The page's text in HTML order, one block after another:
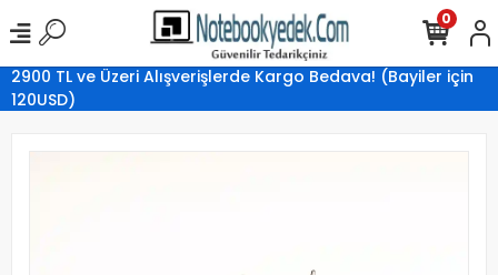
2900 TL ve Üzeri Alışverişlerde Kargo Bedava! (Bayiler için
120USD)
0